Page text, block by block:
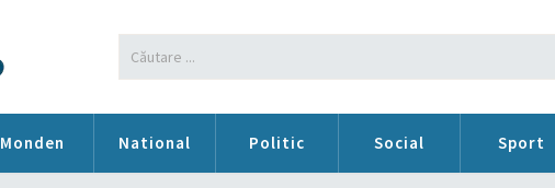
Monden National Politic Social Sport